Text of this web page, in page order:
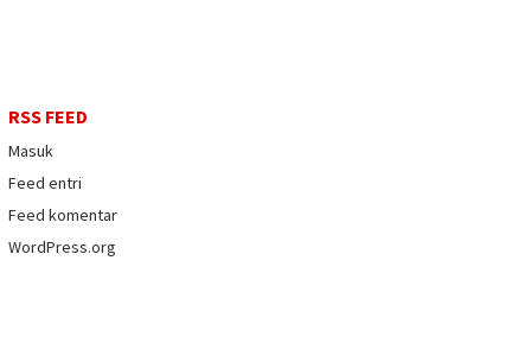
RSS FEED
Masuk
Feed entri
Feed komentar
WordPress.org